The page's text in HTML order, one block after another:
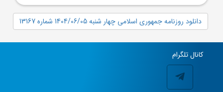
دانلود روزنامه جمهوری اسلامی چهار شنبه 1404/06/05 شماره 13167
کانال تلگرام